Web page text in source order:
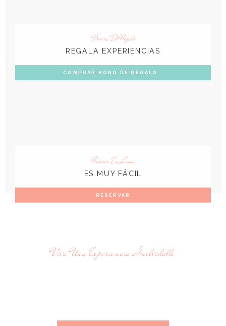
Bonos De Regalo
REGALA EXPERIENCIAS
COMPRAR BONO DE REGALO
Reserva En Linea
ES MUY FÁCIL
RESERVAR
Viva Una Experiencia Inolvidable